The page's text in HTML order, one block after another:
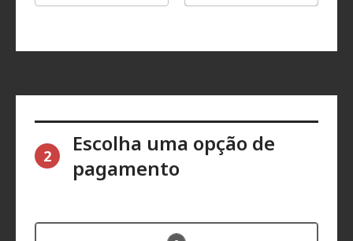
2
Escolha uma opção de
pagamento